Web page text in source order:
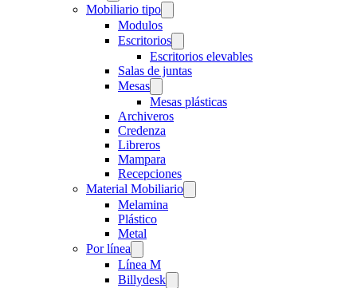
Mobiliario tipo
Modulos
Escritorios
Escritorios elevables
Salas de juntas
Mesas
Mesas plásticas
Archiveros
Credenza
Libreros
Mampara
Recepciones
Material Mobiliario
Melamina
Plástico
Metal
Por línea
Línea M
Billydesk